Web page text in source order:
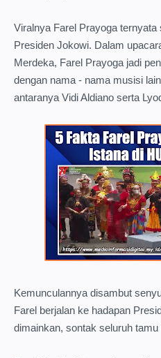
Viralnya Farel Prayoga ternyata
Presiden Jokowi. Dalam
Merdeka, Farel Prayoga jadi
dengan nama - nama musisi
antaranya Vidi Aldiano serta
Kemunculannya disambut
Farel berjalan ke hadapan
dimainkan, sontak seluruh